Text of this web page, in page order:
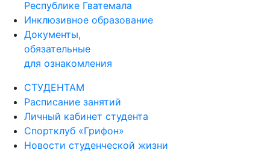
Республике Гватемала
Инклюзивное образование
Документы,
обязательные
для ознакомления
СТУДЕНТАМ
Расписание занятий
Личный кабинет студента
Спортклуб «Грифон»
Новости студенческой жизни